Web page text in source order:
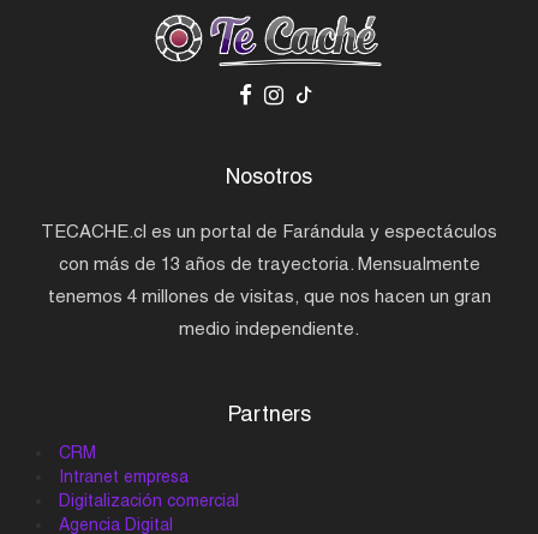
Nosotros
TECACHE.cl es un portal de Farándula y espectáculos
con más de 13 años de trayectoria. Mensualmente
tenemos 4 millones de visitas, que nos hacen un gran
medio independiente.
Partners
CRM
Intranet empresa
Digitalización comercial
Agencia Digital